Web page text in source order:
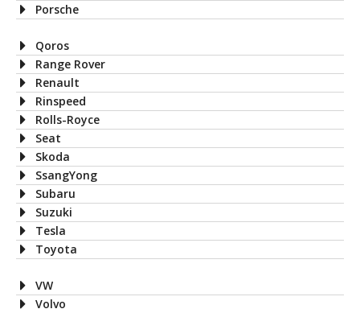
Porsche
Qoros
Range Rover
Renault
Rinspeed
Rolls-Royce
Seat
Skoda
SsangYong
Subaru
Suzuki
Tesla
Toyota
VW
Volvo